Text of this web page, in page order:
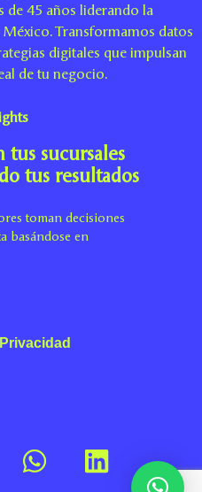
de 45 años liderando la
Transformamos datos
digitales que impulsan
de tu negocio.
tus sucursales
tus resultados
toman decisiones
basándose en